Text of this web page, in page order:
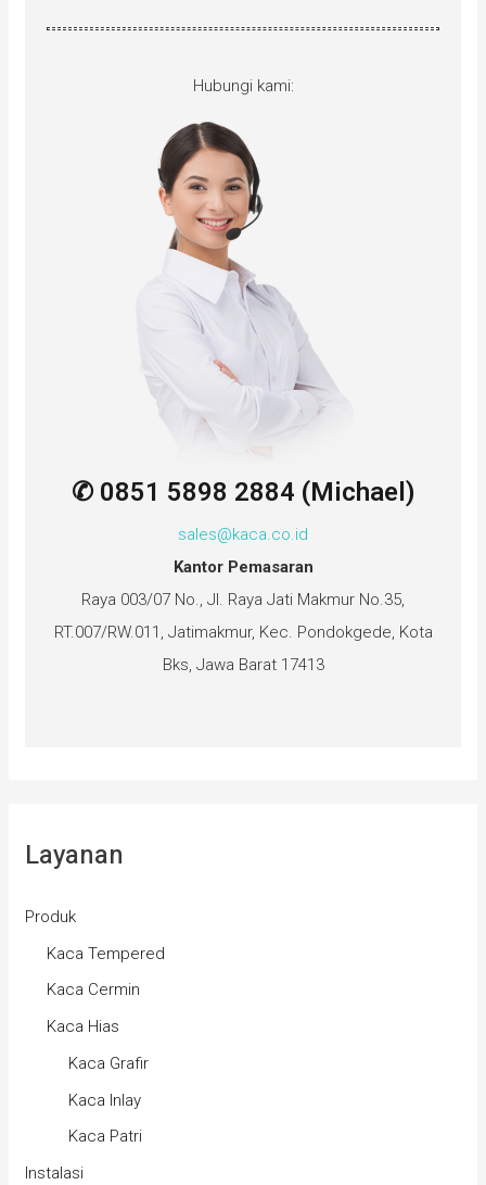
Hubungi kami:
✆ 0851 5898 2884 (Michael)
sales@kaca.co.id
Kantor Pemasaran
Raya 003/07 No., Jl. Raya Jati Makmur No.35,
RT.007/RW.011, Jatimakmur, Kec. Pondokgede, Kota
Bks, Jawa Barat 17413
Layanan
Produk
Kaca Tempered
Kaca Cermin
Kaca Hias
Kaca Grafir
Kaca Inlay
Kaca Patri
Instalasi